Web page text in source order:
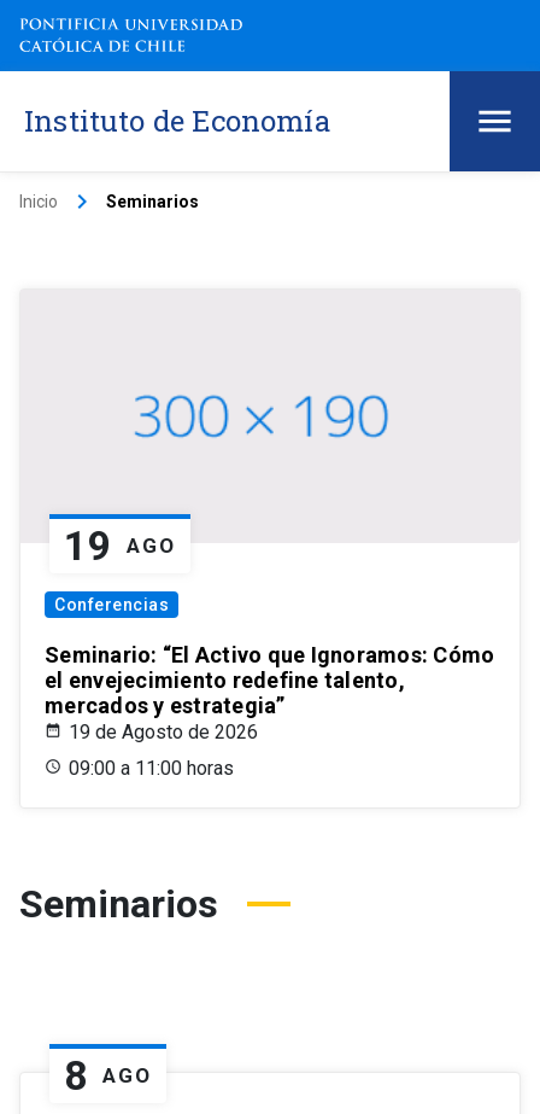
Instituto de Economía
Inicio keyboard_arrow_right Seminarios
19 AGO
Conferencias
Seminario: “El Activo que Ignoramos: Cómo
el envejecimiento redefine talento,
mercados y estrategia”
19 de Agosto de 2026
09:00 a 11:00 horas
Seminarios
8 AGO